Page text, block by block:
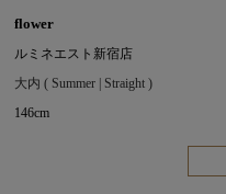
flower
ルミネエスト新宿店
大内 ( Summer | Straight )
146cm